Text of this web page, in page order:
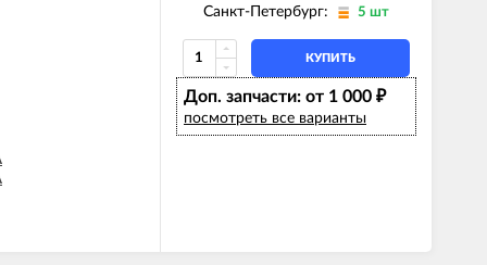
Санкт-Петербург: 5 шт
КУПИТЬ
Доп. запчасти: от 1 000 ₽
посмотреть все варианты